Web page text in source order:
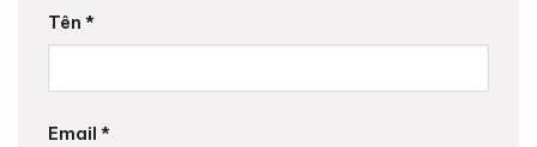
Tên *
Email *